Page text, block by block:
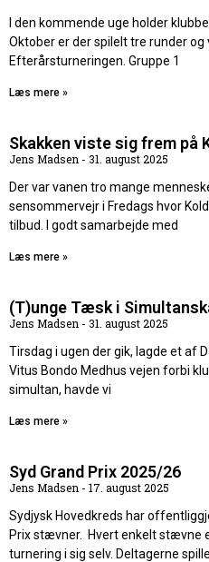
I den kommende uge holder
Oktober er der spilelt tre runder og
Efterårsturneringen. Gruppe 1
Læs mere »
Skakken viste sig frem på
Jens Madsen
31. august 2025
Der var vanen tro mange
sensommervejr i Fredags hvor
tilbud. I godt samarbejde med
Læs mere »
(T)unge Tæsk i
Jens Madsen
31. august 2025
Tirsdag i ugen der gik, lagde et af
Vitus Bondo Medhus vejen forbi
simultan, havde vi
Læs mere »
Syd Grand Prix 2025/26
Jens Madsen
17. august 2025
Sydjysk Hovedkreds har
Prix stævner. Hvert enkelt stævne
turnering i sig selv. Deltagerne